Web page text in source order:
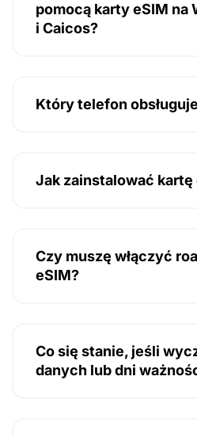
pomocą karty eSIM na
i Caicos?
Który telefon
Jak zainstalować kartę
Czy muszę włączyć
eSIM?
Co się stanie, jeśli
danych lub dni